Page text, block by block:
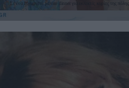
Σε ένα ξεχωριστό private dinner για εκλεκτές κυρίες της πόλης